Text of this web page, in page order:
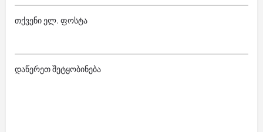
თქვენი ელ. ფოსტა
დაწერეთ შეტყობინება